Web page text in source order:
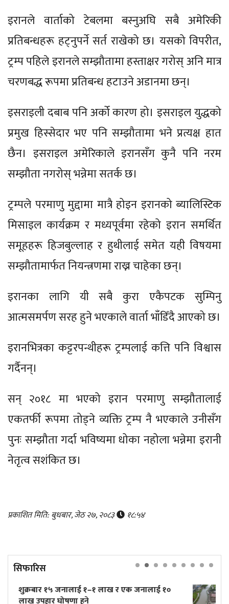
इरानले वार्ताको टेबलमा बस्नुअघि सबै अमेरिकी
प्रतिबन्धहरू हट्नुपर्ने सर्त राखेको छ। यसको विपरीत,
ट्रम्प पहिले इरानले सम्झौतामा हस्ताक्षर गरोस् अनि मात्र
चरणबद्ध रूपमा प्रतिबन्ध हटाउने अडानमा छन्।
इसराइली दबाब पनि अर्को कारण हो। इसराइल युद्धको
प्रमुख हिस्सेदार भए पनि सम्झौतामा भने प्रत्यक्ष हात
छैन। इसराइल अमेरिकाले इरानसँग कुनै पनि नरम
सम्झौता नगरोस् भन्नेमा सतर्क छ।
ट्रम्पले परमाणु मुद्दामा मात्रै होइन इरानको ब्यालिस्टिक
मिसाइल कार्यक्रम र मध्यपूर्वमा रहेको इरान समर्थित
समूहहरू हिजबुल्लाह र हुथीलाई समेत यही विषयमा
सम्झौतामार्फत नियन्त्रणमा राख्न चाहेका छन्।
इरानका लागि यी सबै कुरा एकैपटक सुम्पिनु
आत्मसमर्पण सरह हुने भएकाले वार्ता भाँडिँदै आएको छ।
इरानभित्रका कट्टरपन्थीहरू ट्रम्पलाई कत्ति पनि विश्वास
गर्दैनन्।
सन् २०१८ मा भएको इरान परमाणु सम्झौतालाई
एकतर्फी रूपमा तोड्ने व्यक्ति ट्रम्प नै भएकाले उनीसँग
पुनः सम्झौता गर्दा भविष्यमा धोका नहोला भन्नेमा इरानी
नेतृत्व सशंकित छ।
प्रकाशित मिति: बुधबार, जेठ २७, २०८३ १८:५४
सिफारिस
जनालाई १०
त्रिपुरेश्वरमा तीव्र गतिमा बनिरहेको